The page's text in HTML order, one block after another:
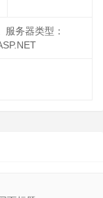
务器类型：